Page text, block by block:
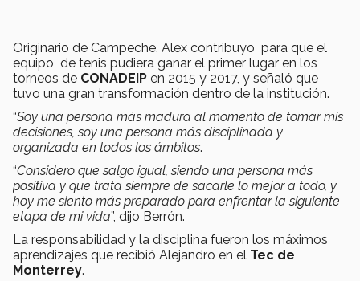
Originario de Campeche, Alex contribuyo para que el
equipo de tenis pudiera ganar el primer lugar en los
torneos de CONADEIP en 2015 y 2017, y señaló que
tuvo una gran transformación dentro de la institución.
“Soy una persona más madura al momento de tomar mis
decisiones, soy una persona más disciplinada y
organizada en todos los ámbitos.
“Considero que salgo igual, siendo una persona más
positiva y que trata siempre de sacarle lo mejor a todo, y
hoy me siento más preparado para enfrentar la siguiente
etapa de mi vida”, dijo Berrón.
La responsabilidad y la disciplina fueron los máximos
aprendizajes que recibió Alejandro en el Tec de
Monterrey.